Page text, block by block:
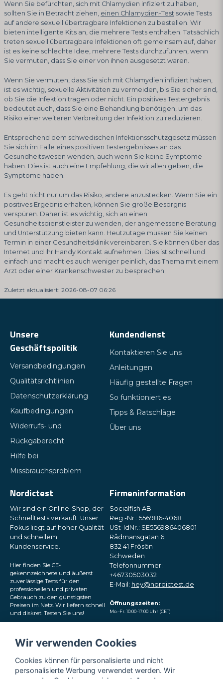
Wenn Sie befürchten, sich mit Chlamydien infiziert zu haben,
sollten Sie in Betracht ziehen, einen Chlamydien-Test sowie Tests
auf andere sexuell übertragbare Infektionen zu bestellen. Wir
bieten intelligente Kits an, die mehrere Tests enthalten. Tatsächlich
treten sexuell übertragbare Infektionen oft gemeinsam auf, daher
ist es keine schlechte Idee, mehrere Tests durchzuführen, wenn
Sie vermuten, dass Sie einer von ihnen ausgesetzt waren.
Wenn Sie vermuten, dass Sie sich mit Chlamydien infiziert haben,
ist es wichtig, sexuelle Aktivitäten zu vermeiden, bis Sie sicher sind,
ob Sie die Infektion tragen oder nicht. Ein positives Testergebnis
bedeutet auch, dass Sie eine Behandlung benötigen, um das
Risiko einer weiteren Verbreitung der Infektion zu reduzieren.
Entsprechend dem schwedischen Infektionsschutzgesetz müssen
Sie sich im Falle eines positiven Testergebnisses an das
Gesundheitswesen wenden, auch wenn Sie keine Symptome
haben. Dies ist auch eine Empfehlung, die wir allen geben, die
Symptome haben.
Es geht nicht nur um das Risiko, andere anzustecken. Wenn Sie ein
positives Ergebnis erhalten, können Sie große Besorgnis
verspüren. Daher ist es wichtig, sich an einen
Gesundheitsdienstleister zu wenden, der angemessene Beratung
und Unterstützung bieten kann. Heutzutage müssen Sie keinen
Termin in einer Gesundheitsklinik vereinbaren. Sie können über das
Internet und Ihr Handy Kontakt aufnehmen. Dies ist schnell und
einfach und macht es auch weniger peinlich, das Thema mit einem
Arzt oder einer Krankenschwester zu besprechen.
Zuletzt aktualisiert: 2026-08-07 06:26
Unsere
Geschäftspolitik
Versandbedingungen
Qualitätsrichtlinien
Datenschutzerklärung
Kaufbedingungen
Widerrufs- und
Rückgaberecht
Hilfe bei
Missbrauchsproblem
Kundendienst
Kontaktieren Sie uns
Anleitungen
Häufig gestellte Fragen
So funktioniert es
Tipps & Ratschläge
Über uns
Nordictest
Wir sind ein Online-Shop, der
Schnelltests verkauft. Unser
Fokus liegt auf hoher Qualität
und schnellem
Kundenservice.
Hier finden Sie CE-
gekennzeichnete und äußerst
zuverlässige Tests für den
professionellen und privaten
Gebrauch zu den günstigsten
Preisen im Netz. Wir liefern schnell
und diskret. Testen Sie uns!
sozialen Medien
Firmeninformation
Socialfish AB
Reg.-Nr.: 556986-4068
USt-IdNr.: SE556986406801
Rådmansgatan 6
832 41 Frösön
Schweden
Telefonnummer:
+46730503032
E-Mail: hey@nordictest.de
Öffnungszeiten:
Mo.–Fr. 10:00–17:00 Uhr (CET)
Wir verwenden Cookies
Cookies können für personalisierte und nicht
personalisierte Werbung verwendet werden. Wir